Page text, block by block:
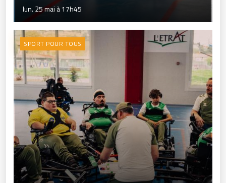
lun. 25 mai à 17h45
SPORT POUR TOUS